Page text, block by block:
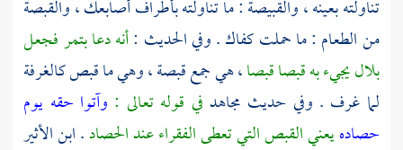
تناولته بعينه ، والقبيصة : ما تناولته بأطراف أصابعك ، والقبصة
من الطعام : ما حملت كفاك . وفي الحديث :أنه دعا بتمر فجعل
بلاليجيء به قبصا قبصا، هي جمع قبصة ، وهي ما قبص كالغرفة
لما غرف . وفي حديث مجاهد في قوله تعالى : وآتوا حقه يوم
حصادهيعني القبص التي تعطى الفقراء عند الحصاد.ابن الأثير